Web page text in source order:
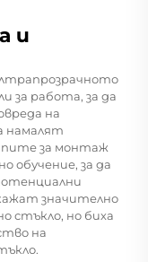
и
за работа, за да
на
намалят
за монтаж
обучение, за да
значително
стъкло, но биха
на